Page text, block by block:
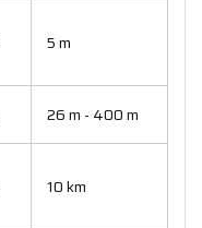
5 m
26 m - 400 m
10 km